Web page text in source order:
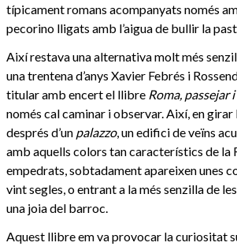
típicament romans acompanyats només
pecorino lligats amb l’aigua de bullir la
Així restava una alternativa molt més
una trentena d’anys Xavier Febrés i
titular amb encert el llibre Roma, passejar
només cal caminar i observar. Així, en girar
després d’un palazzo, un edifici de veïns
amb aquells colors tan característics de la
empedrats, sobtadament apareixen unes
vint segles, o entrant a la més senzilla de
una joia del barroc.
Aquest llibre em va provocar la curiositat